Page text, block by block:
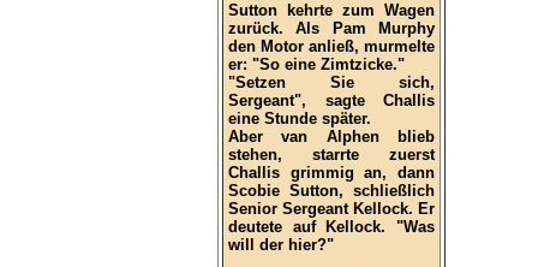
Sutton kehrte zum Wagen
zurück. Als Pam Murphy
den Motor anließ, murmelte
er: "So eine Zimtzicke."
"Setzen Sie sich,
Sergeant", sagte Challis
eine Stunde später.
Aber van Alphen blieb
stehen, starrte zuerst
Challis grimmig an, dann
Scobie Sutton, schließlich
Senior Sergeant Kellock. Er
deutete auf Kellock. "Was
will der hier?"